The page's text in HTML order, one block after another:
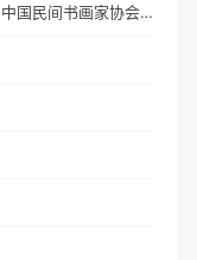
黄介艺-中国国画院副院长，中国民间书画家协会副主席